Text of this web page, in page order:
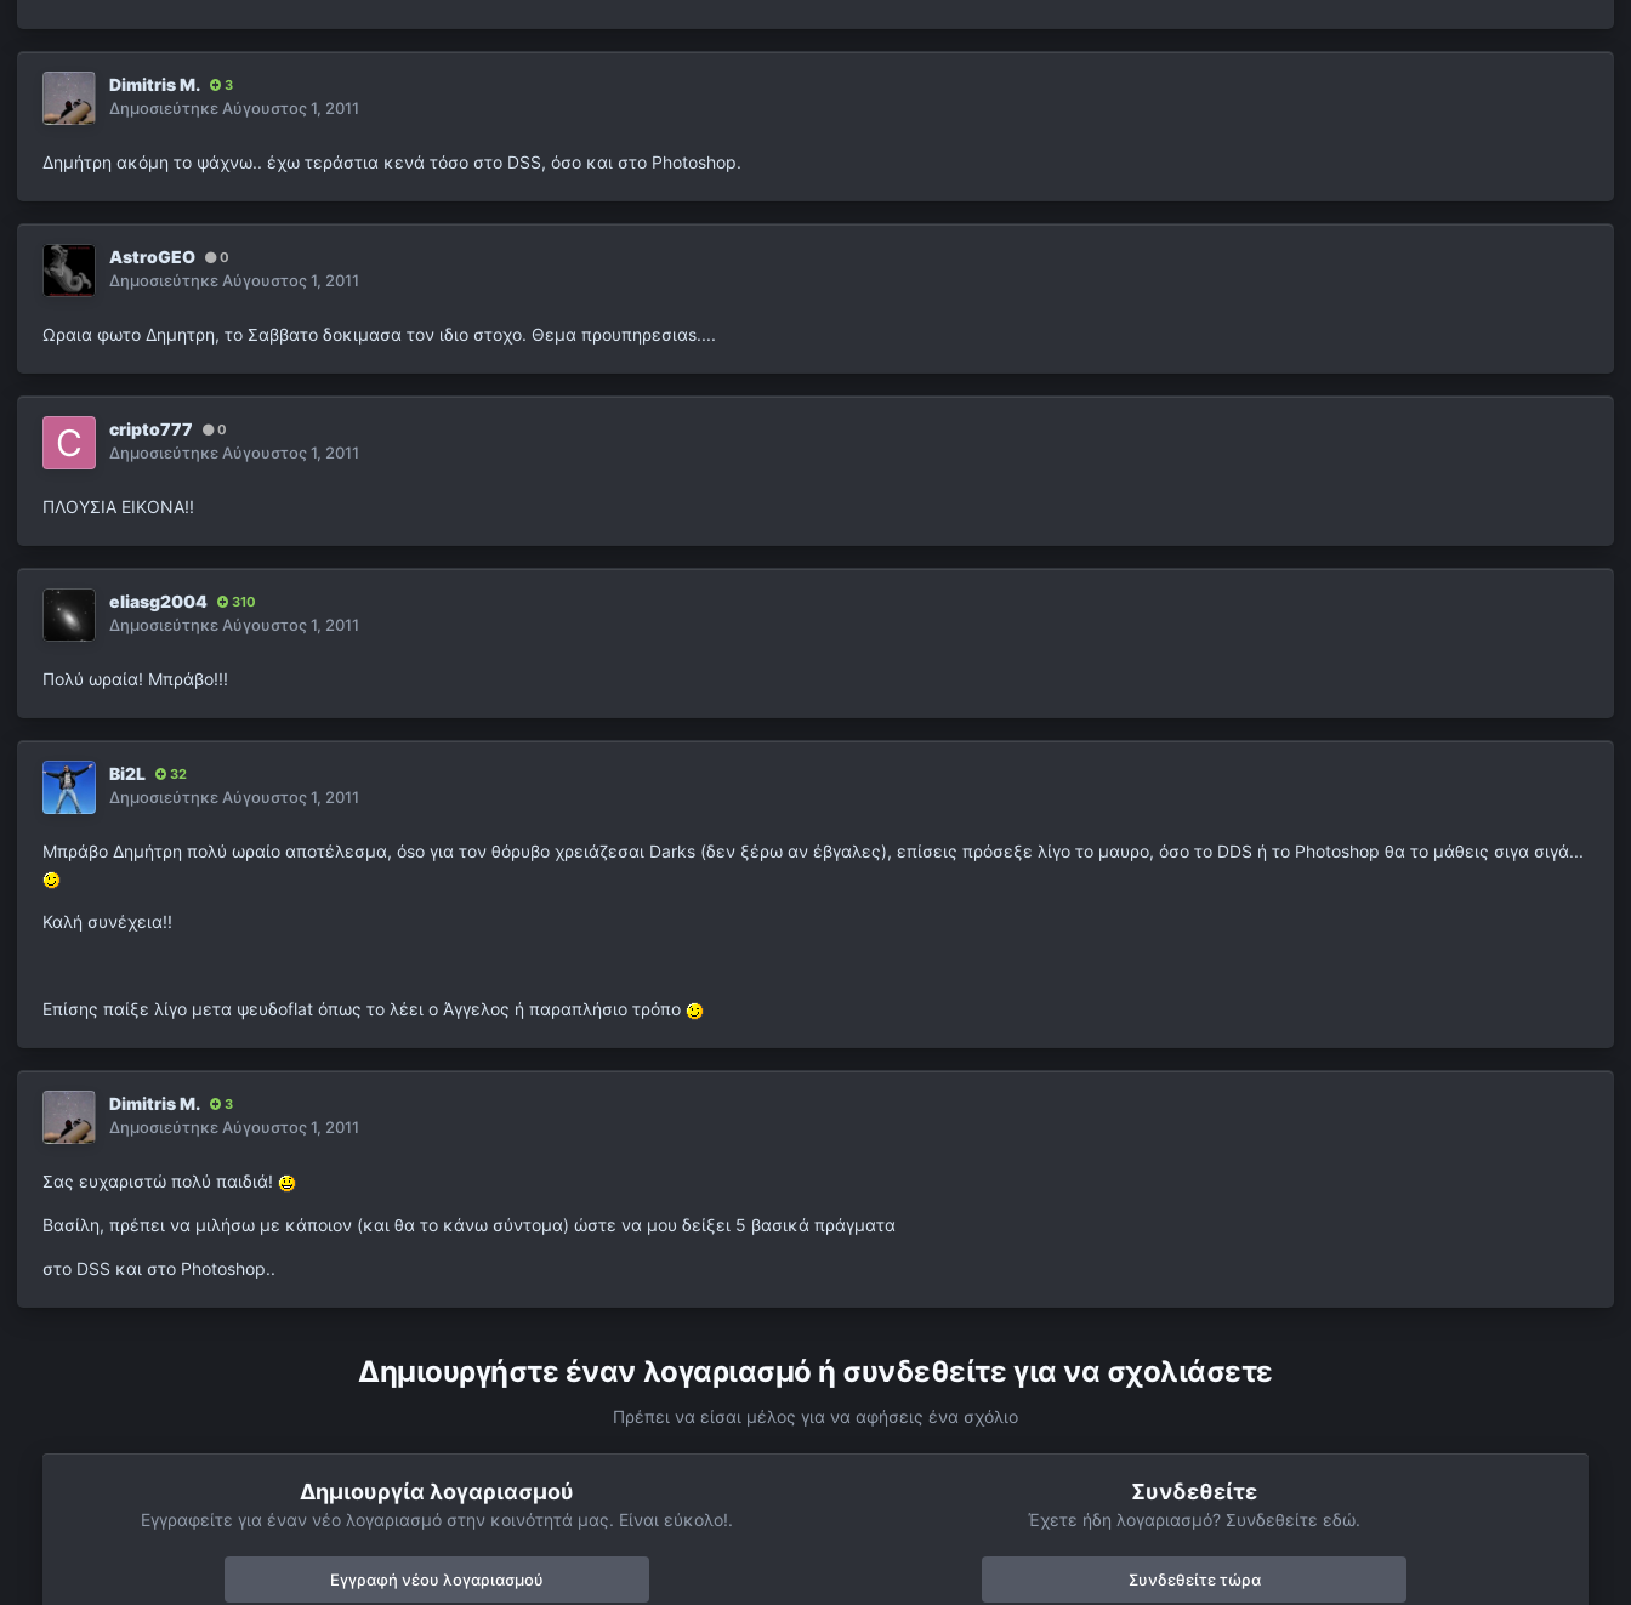
Dimitris M. 3
ΔημοσιεύτηκεΑύγουστος 1, 2011
Δημήτρη ακόμη το ψάχνω.. έχω τεράστια κενά τόσο στο DSS, όσο και στο Photoshop.
AstroGEO 0
ΔημοσιεύτηκεΑύγουστος 1, 2011
Ωραια φωτο Δημητρη, το Σαββατο δοκιμασα τον ιδιο στοχο. Θεμα προυπηρεσιαs....
cripto777 0
ΔημοσιεύτηκεΑύγουστος 1, 2011
ΠΛΟΥΣΙΑ ΕΙΚΟΝΑ!!
eliasg2004 310
ΔημοσιεύτηκεΑύγουστος 1, 2011
Πολύ ωραία! Μπράβο!!!
Bi2L 32
ΔημοσιεύτηκεΑύγουστος 1, 2011
Μπράβο Δημήτρη πολύ ωραίο αποτέλεσμα, όso για τον θόρυβο χρειάζεσαι Darks (δεν ξέρω αν έβγαλες), επίσεις πρόσεξε λίγο το μαυρο, όσο το DDS ή το Photoshop θα το μάθεις σιγα σιγά...
Καλή συνέχεια!!
Επίσης παίξε λίγο μετα ψευδοflat όπως το λέει ο Άγγελος ή παραπλήσιο τρόπο
Dimitris M. 3
ΔημοσιεύτηκεΑύγουστος 1, 2011
Σας ευχαριστώ πολύ παιδιά!
Βασίλη, πρέπει να μιλήσω με κάποιον (και θα το κάνω σύντομα) ώστε να μου δείξει 5 βασικά πράγματα
στο DSS και στο Photoshop..
Δημιουργήστε έναν λογαριασμό ή συνδεθείτε για να σχολιάσετε
Πρέπει να είσαι μέλος για να αφήσεις ένα σχόλιο
Δημιουργία λογαριασμού
Εγγραφείτε για έναν νέο λογαριασμό στην κοινότητά μας. Είναι εύκολο!.
Εγγραφή νέου λογαριασμού
Συνδεθείτε
Έχετε ήδη λογαριασμό? Συνδεθείτε εδώ.
Συνδεθείτε τώρα